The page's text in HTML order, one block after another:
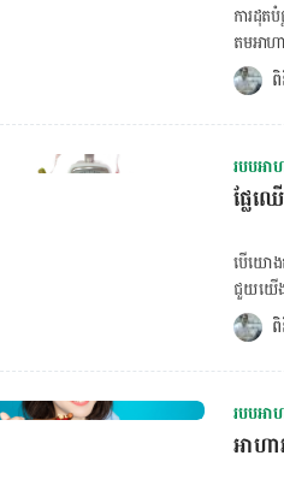
ការ​ដុត​
តម​អា
ជាតិ​ខ្ល
ញ៉ាំ​ប្រូត
បំបែក​
យប់ ហ
កាយ​ល្ហិត
BMR
មួយថ្ងៃ
ឲ្យ​ឃ្ល
វិទ្យាល័
របបអា
ផ្លែ​
បើ​យោង​
ជួយ​យើង​
ផ្លែឈើ​
១.ផ្លែ​
ផ្លែឈើ​
តែ​៣
បំផ្លាញ​
ផ្លែ​ត្រ
របបអា
អាហ